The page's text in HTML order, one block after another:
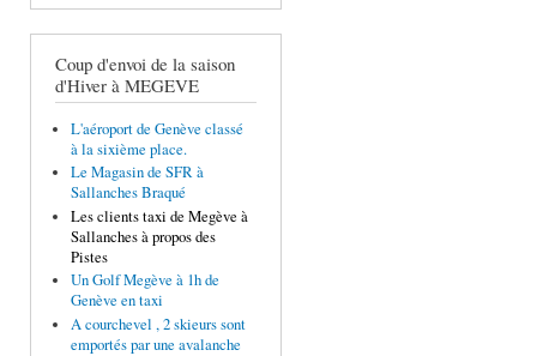
Coup d'envoi de la saison
d'Hiver à MEGEVE
L'aéroport de Genève classé
à la sixième place.
Le Magasin de SFR à
Sallanches Braqué
Les clients taxi de Megève à
Sallanches à propos des
Pistes
Un Golf Megève à 1h de
Genève en taxi
A courchevel , 2 skieurs sont
emportés par une avalanche